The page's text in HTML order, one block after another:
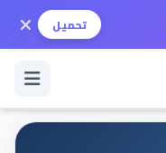
تحميل